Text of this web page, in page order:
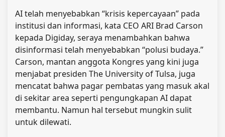
AI telah menyebabkan “krisis kepercayaan” pada
institusi dan informasi, kata CEO ARI Brad Carson
kepada Digiday, seraya menambahkan bahwa
disinformasi telah menyebabkan “polusi budaya.”
Carson, mantan anggota Kongres yang kini juga
menjabat presiden The University of Tulsa, juga
mencatat bahwa pagar pembatas yang masuk akal
di sekitar area seperti pengungkapan AI dapat
membantu. Namun hal tersebut mungkin sulit
untuk dilewati.